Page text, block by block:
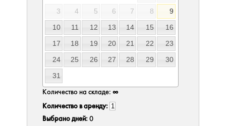
3
4 5 6 7 8
9
10
11 12 13 14 15
16
17
18 19 20 21 22
23
24
25 26 27 28 29
30
31
Количество на складе: ∞
Количество в аренду:
Выбрано дней: 0